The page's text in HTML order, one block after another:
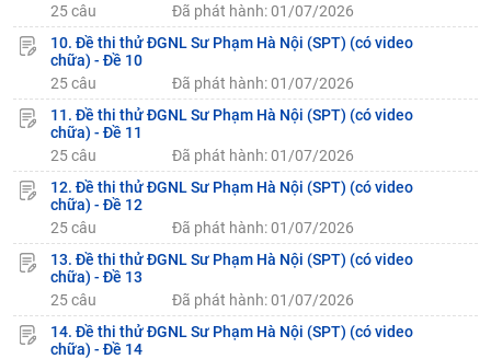
25 câu
Đã phát hành: 01/07/2026
10. Đề thi thử ĐGNL Sư Phạm Hà Nội (SPT) (có video
chữa) - Đề 10
25 câu
Đã phát hành: 01/07/2026
11. Đề thi thử ĐGNL Sư Phạm Hà Nội (SPT) (có video
chữa) - Đề 11
25 câu
Đã phát hành: 01/07/2026
12. Đề thi thử ĐGNL Sư Phạm Hà Nội (SPT) (có video
chữa) - Đề 12
25 câu
Đã phát hành: 01/07/2026
13. Đề thi thử ĐGNL Sư Phạm Hà Nội (SPT) (có video
chữa) - Đề 13
25 câu
Đã phát hành: 01/07/2026
14. Đề thi thử ĐGNL Sư Phạm Hà Nội (SPT) (có video
chữa) - Đề 14